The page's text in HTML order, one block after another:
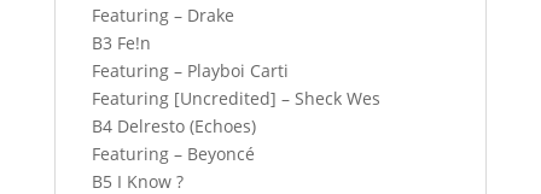
Featuring – Drake
B3 Fe!n
Featuring – Playboi Carti
Featuring [Uncredited] – Sheck Wes
B4 Delresto (Echoes)
Featuring – Beyoncé
B5 I Know ?